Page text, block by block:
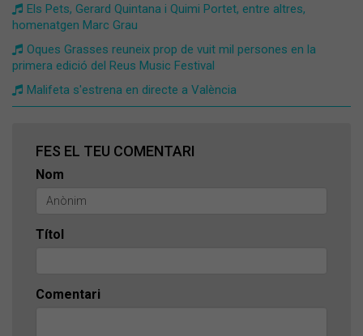
Els Pets, Gerard Quintana i Quimi Portet, entre altres,
homenatgen Marc Grau
Oques Grasses reuneix prop de vuit mil persones en la
primera edició del Reus Music Festival
Malifeta s'estrena en directe a València
FES EL TEU COMENTARI
Nom
Títol
Comentari